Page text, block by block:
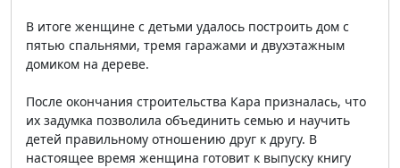
В итоге женщине с детьми удалось построить дом с
пятью спальнями, тремя гаражами и двухэтажным
домиком на дереве.
После окончания строительства Кара призналась, что
их задумка позволила объединить семью и научить
детей правильному отношению друг к другу. В
настоящее время женщина готовит к выпуску книгу